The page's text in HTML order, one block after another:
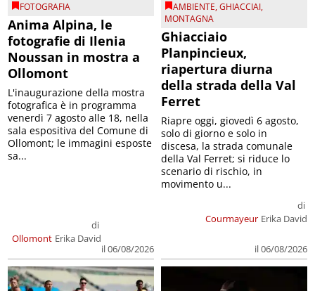
FOTOGRAFIA
Anima Alpina, le
fotografie di Ilenia
Noussan in mostra a
Ollomont
Ollomont
di
Erika David
il 06/08/2026
L'inaugurazione della mostra
fotografica è in programma
venerdì 7 agosto alle 18, nella
sala espositiva del Comune di
Ollomont; le immagini esposte
sa...
AMBIENTE,GHIACCIAI,
MONTAGNA
Ghiacciaio
Planpincieux,
riapertura diurna
della strada della Val
Ferret
Courmayeur
di
Erika David
il 06/08/2026
Riapre oggi, giovedì 6 agosto,
solo di giorno e solo in
discesa, la strada comunale
della Val Ferret; si riduce lo
scenario di rischio, in
movimento u...